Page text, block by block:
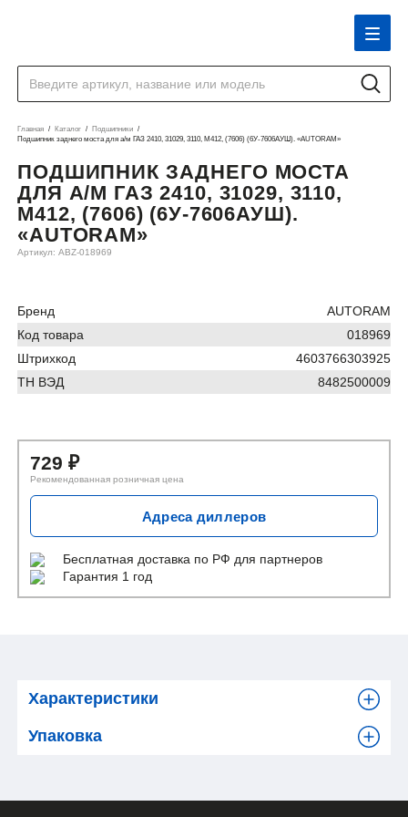
Главная Каталог
Подшипники
Подшипник заднего моста для а/м ГАЗ 2410, 31029, 3110, М412, (7606) (6У-7606АУШ). «AUTORAM»
ПОДШИПНИК ЗАДНЕГО МОСТА
ДЛЯ А/М ГАЗ 2410, 31029, 3110,
М412, (7606) (6У-7606АУШ).
«AUTORAM»
Артикул: ABZ-018969
Бренд
AUTORAM
Код товара
018969
Штрихкод
4603766303925
ТН ВЭД
8482500009
729₽
Рекомендованная розничная цена
Адреса диллеров
Бесплатная доставка по РФ для партнеров
Гарантия 1 год
Характеристики
Упаковка